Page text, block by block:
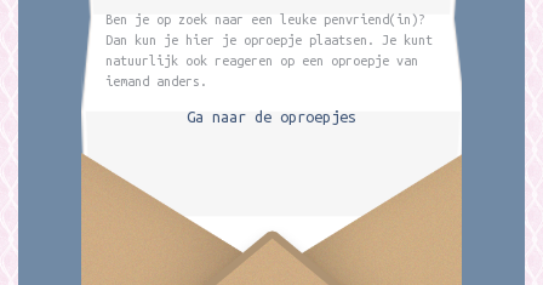
Ben je op zoek naar een leuke penvriend(in)?
Dan kun je hier je oproepje plaatsen. Je kunt
natuurlijk ook reageren op een oproepje van
iemand anders.
Ga naar de oproepjes